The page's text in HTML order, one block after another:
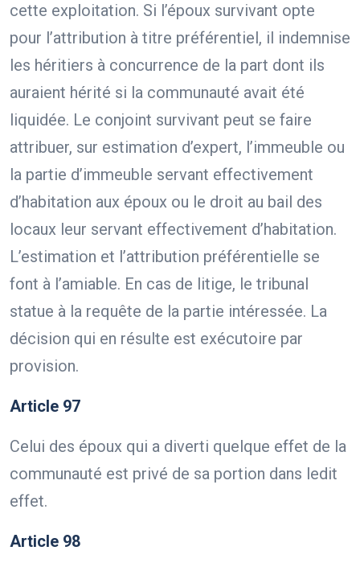
cette exploitation. Si l’époux survivant opte
pour l’attribution à titre préférentiel, il indemnise
les héritiers à concurrence de la part dont ils
auraient hérité si la communauté avait été
liquidée. Le conjoint survivant peut se faire
attribuer, sur estimation d’expert, l’immeuble ou
la partie d’immeuble servant effectivement
d’habitation aux époux ou le droit au bail des
locaux leur servant effectivement d’habitation.
L’estimation et l’attribution préférentielle se
font à l’amiable. En cas de litige, le tribunal
statue à la requête de la partie intéressée. La
décision qui en résulte est exécutoire par
provision.
Article 97
Celui des époux qui a diverti quelque effet de la
communauté est privé de sa portion dans ledit
effet.
Article 98